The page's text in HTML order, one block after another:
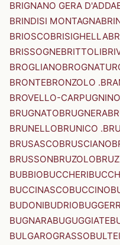
BRIGNANO GERA D'ADDA
BRINDISI MONTAGNA
BRIOSCOBRISIGHELLA
BRISSOGNEBRITTOLI
BROGLIANO
BRONTEBRONZOLO
BROVELLO-CARPUGNINO
BRUGNATOBRUGNERA
BRUNELLOBRUNICO
BRUSASCOBRUSCIANO
BRUSSONBRUZOLO
BUBBIOBUCCHERI
BUCCINASCOBUCCINO
BUDONIBUDRIO
BUGNARABUGUGGIATE
BULGAROGRASSOBULTEI